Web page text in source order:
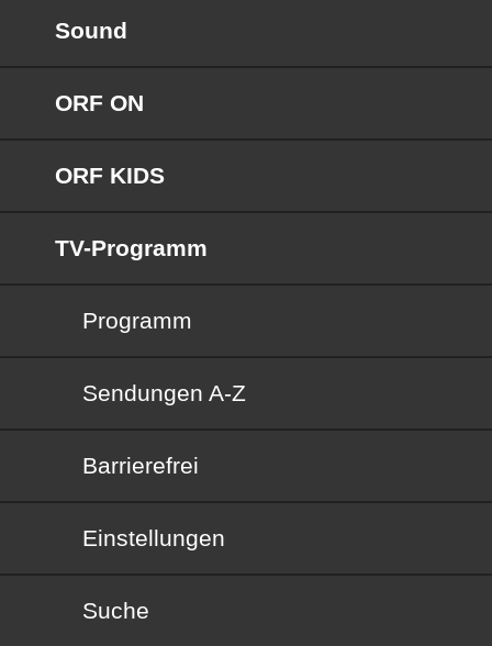
Sound
ORF ON
ORF KIDS
TV-Programm
Programm
Sendungen von A bis Z
Sendungen A-Z
Barrierefrei
Barrierefrei
Einstellungen
Suche